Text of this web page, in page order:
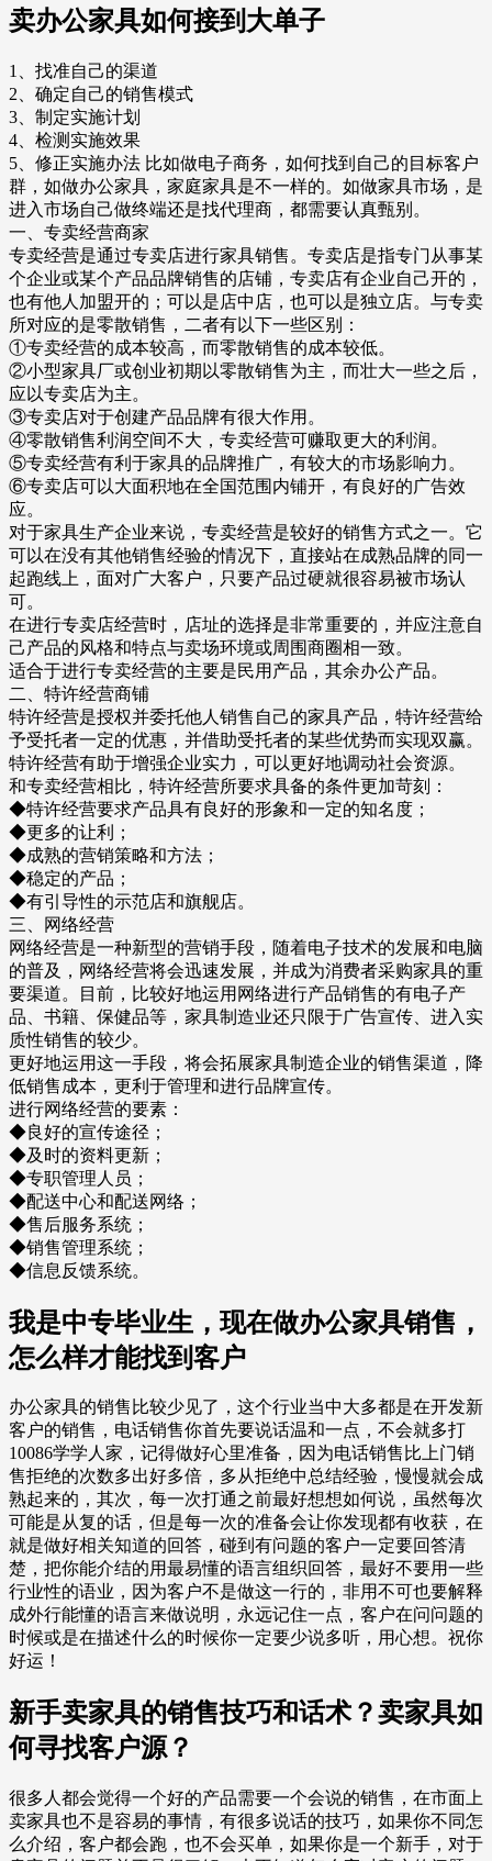
卖办公家具如何接到大单子
1、找准自己的渠道
2、确定自己的销售模式
3、制定实施计划
4、检测实施效果
5、修正实施办法 比如做电子商务，如何找到自己的目标客户
群，如做办公家具，家庭家具是不一样的。如做家具市场，是
进入市场自己做终端还是找代理商，都需要认真甄别。
一、专卖经营商家
专卖经营是通过专卖店进行家具销售。专卖店是指专门从事某
个企业或某个产品品牌销售的店铺，专卖店有企业自己开的，
也有他人加盟开的；可以是店中店，也可以是独立店。与专卖
所对应的是零散销售，二者有以下一些区别：
①专卖经营的成本较高，而零散销售的成本较低。
②小型家具厂或创业初期以零散销售为主，而壮大一些之后，
应以专卖店为主。
③专卖店对于创建产品品牌有很大作用。
④零散销售利润空间不大，专卖经营可赚取更大的利润。
⑤专卖经营有利于家具的品牌推广，有较大的市场影响力。
⑥专卖店可以大面积地在全国范围内铺开，有良好的广告效
应。
对于家具生产企业来说，专卖经营是较好的销售方式之一。它
可以在没有其他销售经验的情况下，直接站在成熟品牌的同一
起跑线上，面对广大客户，只要产品过硬就很容易被市场认
可。
在进行专卖店经营时，店址的选择是非常重要的，并应注意自
己产品的风格和特点与卖场环境或周围商圈相一致。
适合于进行专卖经营的主要是民用产品，其余办公产品。
二、特许经营商铺
特许经营是授权并委托他人销售自己的家具产品，特许经营给
予受托者一定的优惠，并借助受托者的某些优势而实现双赢。
特许经营有助于增强企业实力，可以更好地调动社会资源。
和专卖经营相比，特许经营所要求具备的条件更加苛刻：
◆特许经营要求产品具有良好的形象和一定的知名度；
◆更多的让利；
◆成熟的营销策略和方法；
◆稳定的产品；
◆有引导性的示范店和旗舰店。
三、网络经营
网络经营是一种新型的营销手段，随着电子技术的发展和电脑
的普及，网络经营将会迅速发展，并成为消费者采购家具的重
要渠道。目前，比较好地运用网络进行产品销售的有电子产
品、书籍、保健品等，家具制造业还只限于广告宣传、进入实
质性销售的较少。
更好地运用这一手段，将会拓展家具制造企业的销售渠道，降
低销售成本，更利于管理和进行品牌宣传。
进行网络经营的要素：
◆良好的宣传途径；
◆及时的资料更新；
◆专职管理人员；
◆配送中心和配送网络；
◆售后服务系统；
◆销售管理系统；
◆信息反馈系统。
我是中专毕业生，现在做办公家具销售，
怎么样才能找到客户
办公家具的销售比较少见了，这个行业当中大多都是在开发新
客户的销售，电话销售你首先要说话温和一点，不会就多打
10086学学人家，记得做好心里准备，因为电话销售比上门销
售拒绝的次数多出好多倍，多从拒绝中总结经验，慢慢就会成
熟起来的，其次，每一次打通之前最好想想如何说，虽然每次
可能是从复的话，但是每一次的准备会让你发现都有收获，在
就是做好相关知道的回答，碰到有问题的客户一定要回答清
楚，把你能介结的用最易懂的语言组织回答，最好不要用一些
行业性的语业，因为客户不是做这一行的，非用不可也要解释
成外行能懂的语言来做说明，永远记住一点，客户在问问题的
时候或是在描述什么的时候你一定要少说多听，用心想。祝你
好运！
新手卖家具的销售技巧和话术？卖家具如
何寻找客户源？
很多人都会觉得一个好的产品需要一个会说的销售，在市面上
卖家具也不是容易的事情，有很多说话的技巧，如果你不同怎
么介绍，客户都会跑，也不会买单，如果你是一个新手，对于